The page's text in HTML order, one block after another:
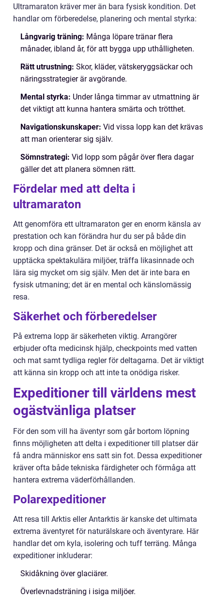
Ultramaraton kräver mer än bara fysisk kondition. Det
handlar om förberedelse, planering och mental styrka:
Långvarig träning: Många löpare tränar flera
månader, ibland år, för att bygga upp uthålligheten.
Rätt utrustning: Skor, kläder, vätskeryggsäckar och
näringsstrategier är avgörande.
Mental styrka: Under långa timmar av utmattning är
det viktigt att kunna hantera smärta och trötthet.
Navigationskunskaper: Vid vissa lopp kan det krävas
att man orienterar sig själv.
Sömnstrategi: Vid lopp som pågår över flera dagar
gäller det att planera sömnen rätt.
Fördelar med att delta i
ultramaraton
Att genomföra ett ultramaraton ger en enorm känsla av
prestation och kan förändra hur du ser på både din
kropp och dina gränser. Det är också en möjlighet att
upptäcka spektakulära miljöer, träffa likasinnade och
lära sig mycket om sig själv. Men det är inte bara en
fysisk utmaning; det är en mental och känslomässig
resa.
Säkerhet och förberedelser
På extrema lopp är säkerheten viktig. Arrangörer
erbjuder ofta medicinsk hjälp, checkpoints med vatten
och mat samt tydliga regler för deltagarna. Det är viktigt
att känna sin kropp och att inte ta onödiga risker.
Expeditioner till världens mest
ogästvänliga platser
För den som vill ha äventyr som går bortom löpning
finns möjligheten att delta i expeditioner till platser där
få andra människor ens satt sin fot. Dessa expeditioner
kräver ofta både tekniska färdigheter och förmåga att
hantera extrema väderförhållanden.
Polarexpeditioner
Att resa till Arktis eller Antarktis är kanske det ultimata
extrema äventyret för naturälskare och äventyrare. Här
handlar det om kyla, isolering och tuff terräng. Många
expeditioner inkluderar:
Skidåkning över glaciärer.
Överlevnadsträning i isiga miljöer.